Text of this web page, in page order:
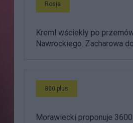
Rosja
Kreml wściekły po
Nawrockiego. Zacharowa
800 plus
Morawiecki proponuje